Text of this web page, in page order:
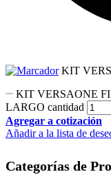
KIT
KIT VERSAONE
LARGO cantidad
Agregar a cotización
Añadir a la lista de
Categorías de